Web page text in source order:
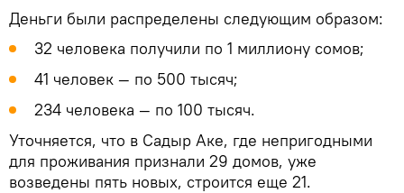
Деньги были распределены следующим образом:
32 человека получили по 1 миллиону сомов;
41 человек — по 500 тысяч;
234 человека — по 100 тысяч.
Уточняется, что в Садыр Аке, где непригодными
для проживания признали 29 домов, уже
возведены пять новых, строится еще 21.